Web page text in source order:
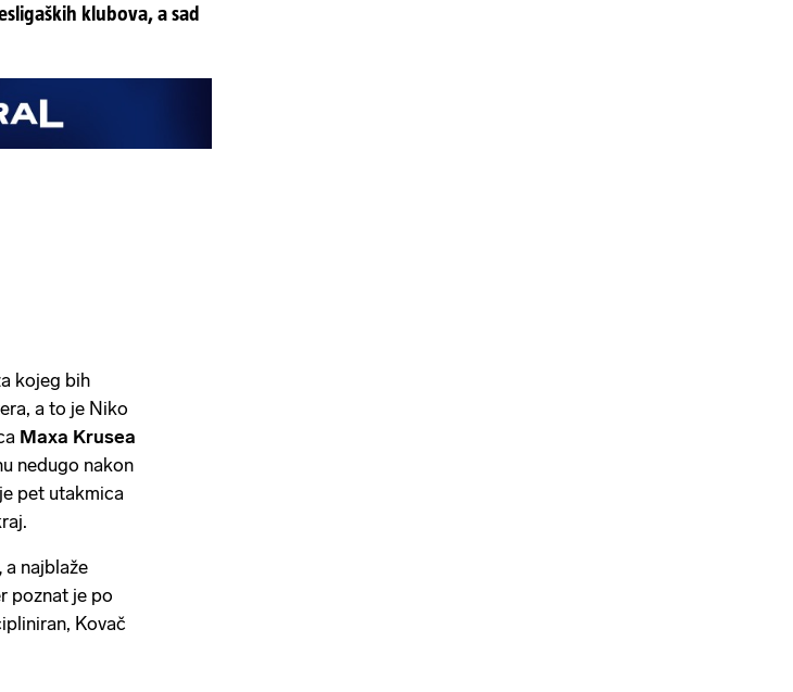
klubova, a sad
kojeg bih
a to je Niko
Maxa Krusea
nedugo nakon
pet utakmica
a najblaže
poznat je po
Kovač